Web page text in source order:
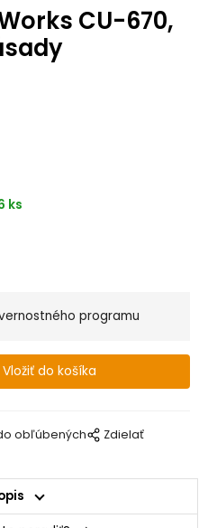
CU-670,
ks
programu
obľúbených Zdielať